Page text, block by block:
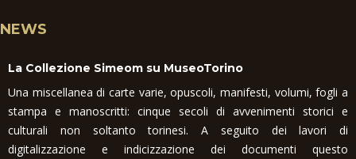
NEWS
La Collezione Simeom su MuseoTorino
Una miscellanea di carte varie, opuscoli, manifesti, volumi, fogli a
stampa e manoscritti: cinque secoli di avvenimenti storici e
culturali non soltanto torinesi. A seguito dei lavori di
digitalizzazione e indicizzazione dei documenti questo